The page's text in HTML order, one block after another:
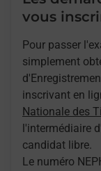
vous
Pour passer
simplement
inscrivant en
Nationale des
l'intermédiaire
candidat libre.
Le numéro